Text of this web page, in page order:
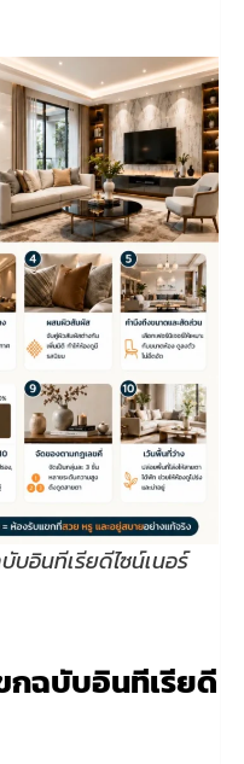
อินทีเรียดีไซน์เนอร์
กฉบับอินทีเรียดี